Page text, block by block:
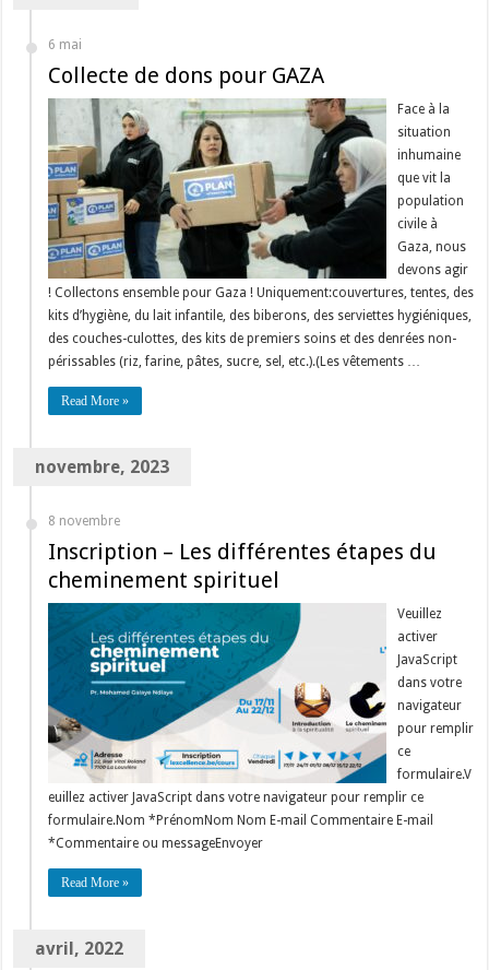
6 mai
Collecte de dons pour GAZA
Face à la
situation
inhumaine
que vit la
population
civile à
Gaza, nous
devons agir
! Collectons ensemble pour Gaza ! Uniquement:couvertures, tentes, des
kits d’hygiène, du lait infantile, des biberons, des serviettes hygiéniques,
des couches-culottes, des kits de premiers soins et des denrées non-
périssables (riz, farine, pâtes, sucre, sel, etc.).(Les vêtements …
Read More »
novembre, 2023
8 novembre
Inscription – Les différentes étapes du
cheminement spirituel
Veuillez
activer
JavaScript
dans votre
navigateur
pour remplir
ce
formulaire.V
euillez activer JavaScript dans votre navigateur pour remplir ce
formulaire.Nom *PrénomNom Nom E-mail Commentaire E-mail
*Commentaire ou messageEnvoyer
Read More »
avril, 2022